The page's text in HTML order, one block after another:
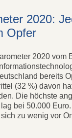
2020:
Opfer
2020 vom
bereits
(32 %) davon
Die höchste
bei 50.000
zu wenig vor